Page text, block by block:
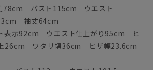
丈78cm バスト115cm ウエスト
袖丈64cm
ト表示92cm ウエスト仕上がり95cm ヒ
26cm ワタリ幅36cm ヒザ幅23.6cm